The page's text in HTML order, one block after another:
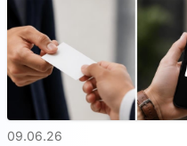
09.06.26